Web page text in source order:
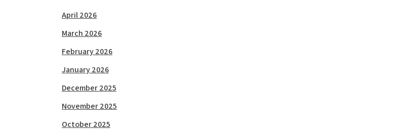
April 2026
March 2026
February 2026
January 2026
December 2025
November 2025
October 2025